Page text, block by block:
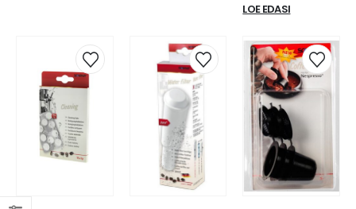
LOE EDASI